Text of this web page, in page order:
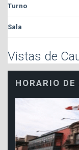
Vistas de
HORARIO